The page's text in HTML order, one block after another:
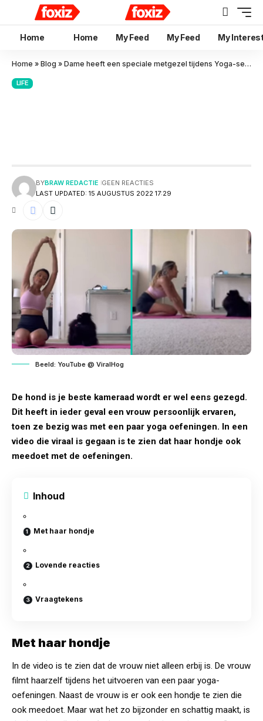
Home Home My Feed My Feed My
Home » Blog » Dame heeft een speciale metgezel tijdens Yoga-sessie: haar hondje!
LIFE
LAST UPDATED: 15 AUGUSTUS 2022 17:29
BYBRAW REDACTIE GEEN REACTIES
Beeld: YouTube @ ViralHog
De hond is je beste kameraad wordt er wel eens gezegd.
Dit heeft in ieder geval een vrouw persoonlijk ervaren,
toen ze bezig was met een paar yoga oefeningen. In een
video die viraal is gegaan is te zien dat haar hondje ook
meedoet met de oefeningen.
Inhoud
Met haar hondje
Lovende reacties
Vraagtekens
Met haar hondje
In de video is te zien dat de vrouw niet alleen erbij is. De vrouw
filmt haarzelf tijdens het uitvoeren van een paar yoga-
oefeningen. Naast de vrouw is er ook een hondje te zien die
ook meedoet. Maar wat het zo bijzonder en schattig maakt, is